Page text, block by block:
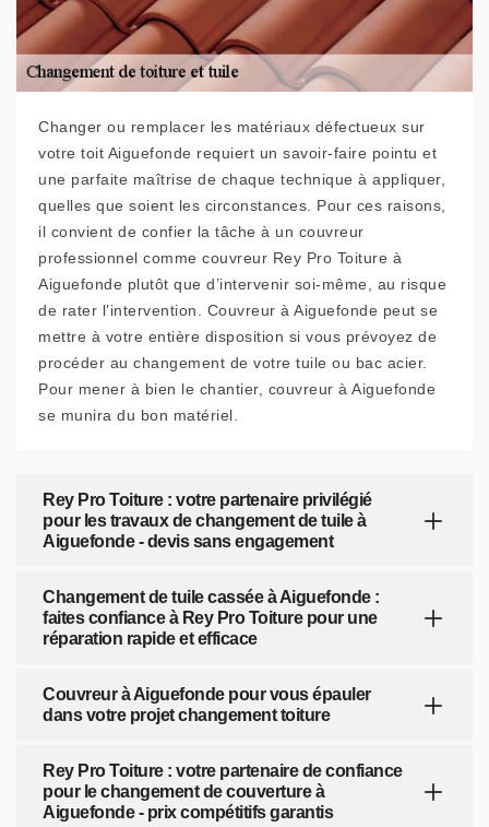
Changer ou remplacer les matériaux défectueux sur
votre toit Aiguefonde requiert un savoir-faire pointu et
une parfaite maîtrise de chaque technique à appliquer,
quelles que soient les circonstances. Pour ces raisons,
il convient de confier la tâche à un couvreur
professionnel comme couvreur Rey Pro Toiture à
Aiguefonde plutôt que d’intervenir soi-même, au risque
de rater l’intervention. Couvreur à Aiguefonde peut se
mettre à votre entière disposition si vous prévoyez de
procéder au changement de votre tuile ou bac acier.
Pour mener à bien le chantier, couvreur à Aiguefonde
se munira du bon matériel.
Rey Pro Toiture : votre partenaire privilégié
pour les travaux de changement de tuile à
Aiguefonde - devis sans engagement
Changement de tuile cassée à Aiguefonde :
faites confiance à Rey Pro Toiture pour une
réparation rapide et efficace
Couvreur à Aiguefonde pour vous épauler
dans votre projet changement toiture
Rey Pro Toiture : votre partenaire de confiance
pour le changement de couverture à
Aiguefonde - prix compétitifs garantis